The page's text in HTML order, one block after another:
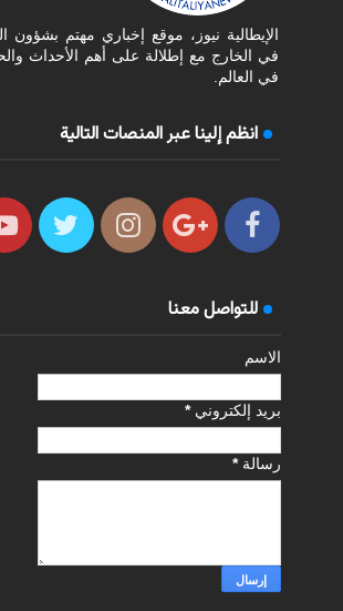
الإيطالية نيوز، موقع إخباري مهتم بشؤون
في الخارج مع إطلالة على أهم الأحداث
في العالم.
انظم إلينا عبر المنصات التالية
للتواصل معنا
الاسم
بريد إلكتروني*
رسالة*